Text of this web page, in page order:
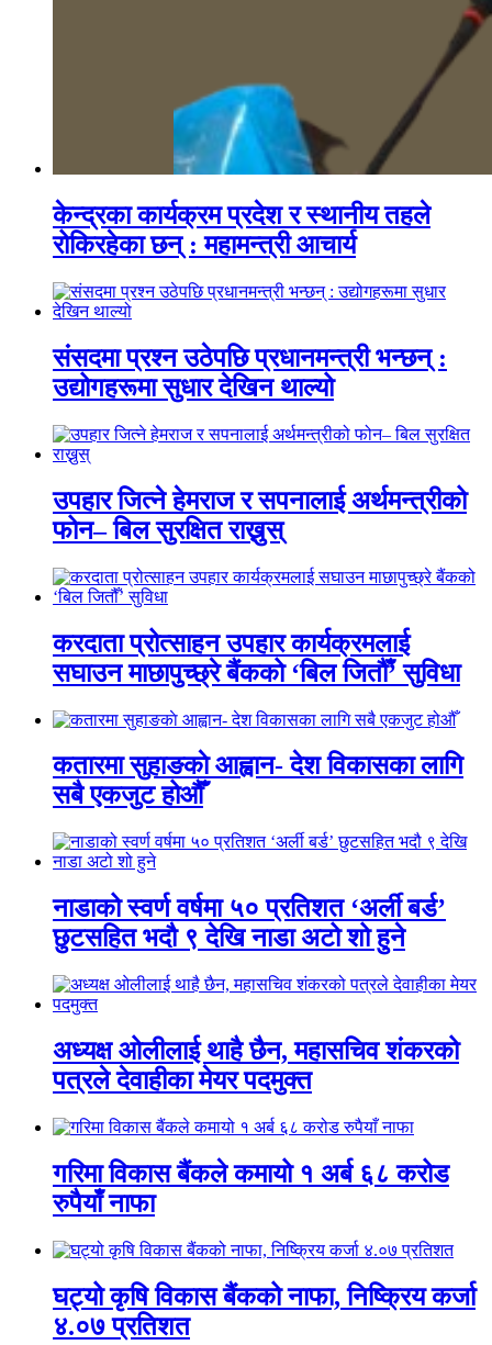
केन्द्रका कार्यक्रम प्रदेश र स्थानीय तहले
रोकिरहेका छन् : महामन्त्री आचार्य
संसदमा प्रश्न उठेपछि प्रधानमन्त्री भन्छन् :
उद्योगहरूमा सुधार देखिन थाल्यो
उपहार जित्ने हेमराज र सपनालाई अर्थमन्त्रीको
फोन– बिल सुरक्षित राख्नुस्
करदाता प्रोत्साहन उपहार कार्यक्रमलाई
सघाउन माछापुच्छ्रे बैंकको ‘बिल जितौँ’ सुविधा
कतारमा सुहाङकाे आह्वान- देश विकासका लागि
सबै एकजुट होऔँ
नाडाको स्वर्ण वर्षमा ५० प्रतिशत ‘अर्ली बर्ड’
छुटसहित भदौ ९ देखि नाडा अटो शो हुने
अध्यक्ष ओलीलाई थाहै छैन, महासचिव शंकरको
पत्रले देवाहीका मेयर पदमुक्त
गरिमा विकास बैंकले कमायो १ अर्ब ६८ करोड
रुपैयाँ नाफा
घट्यो कृषि विकास बैंकको नाफा, निष्क्रिय कर्जा
४.०७ प्रतिशत